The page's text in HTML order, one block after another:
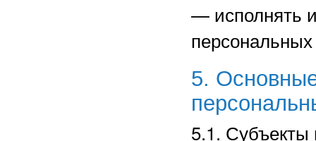
— исполнять
5.
5.1.